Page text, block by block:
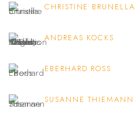
CHRISTINE BRUNELLA
ANDREAS KOCKS
EBERHARD ROSS
SUSANNE THIEMANN